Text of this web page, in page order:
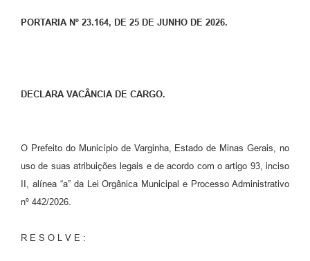
PORTARIA Nº 23.164, DE 25 DE JUNHO DE 2026.
DECLARA VACÂNCIA DE CARGO.
O Prefeito do Município de Varginha, Estado de Minas Gerais, no
uso de suas atribuições legais e de acordo com o artigo 93, inciso
II, alínea “a” da Lei Orgânica Municipal e Processo Administrativo
nº 442/2026.
R E S O L V E :